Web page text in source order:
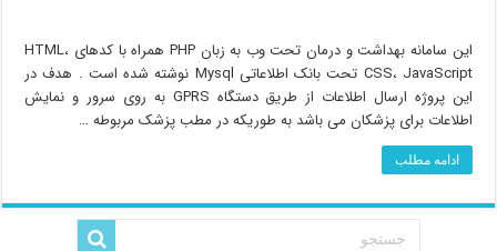
این سامانه بهداشت و درمان تحت وب به زبان PHP همراه با کدهای HTML،
CSS، JavaScript تحت بانک اطلاعاتی Mysql نوشته شده است . هدف در
این پروژه ارسال اطلاعات از طریق دستگاه GPRS به روی سرور و نمایش
اطلاعات برای پزشکان می باشد به طوریکه در مطب پزشک مربوطه …
ادامه مطلب